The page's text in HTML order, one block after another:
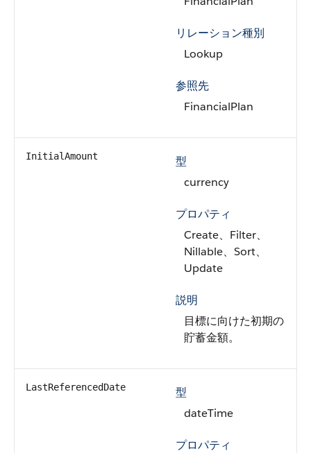
リレーション種別
Lookup
参照先
FinancialPlan
InitialAmount
型
currency
プロパティ
Create、Filter、
Nillable、Sort、
Update
説明
目標に向けた初期の
貯蓄金額。
LastReferencedDate
型
dateTime
プロパティ